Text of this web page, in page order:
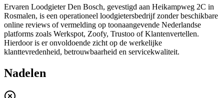
Ervaren Loodgieter Den Bosch, gevestigd aan Heikampweg 2C in
Rosmalen, is een operationeel loodgietersbedrijf zonder beschikbare
online reviews of vermelding op toonaangevende Nederlandse
platforms zoals Werkspot, Zoofy, Trustoo of Klantenvertellen.
Hierdoor is er onvoldoende zicht op de werkelijke
klanttevredenheid, betrouwbaarheid en servicekwaliteit.
Nadelen